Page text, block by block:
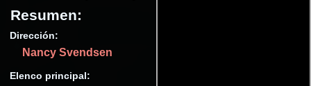
Resumen:
Dirección:
Nancy Svendsen
Elenco principal: